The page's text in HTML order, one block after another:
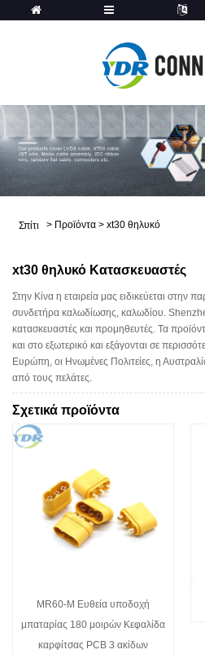
Σπίτι > Προϊόντα > xt30 θηλυκό
xt30 θηλυκό Κατασκευαστές
Στην Κίνα η εταιρεία μας ειδικεύεται
συνδετήρα καλωδίωσης, καλωδίου.
κατασκευαστές και προμηθευτές. Τα
και στο εξωτερικό και εξάγονται σε
Ευρώπη, οι Ηνωμένες Πολιτείες, η
από τους πελάτες.
Σχετικά προϊόντα
MR60-M Ευθεία υποδοχή
μπαταρίας 180 μοιρών Κεφαλίδα
καρφίτσας PCB 3 ακίδων